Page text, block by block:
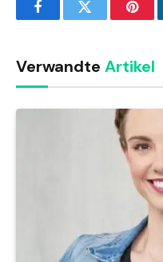
FacebookTwitter
Verwandte Artikel